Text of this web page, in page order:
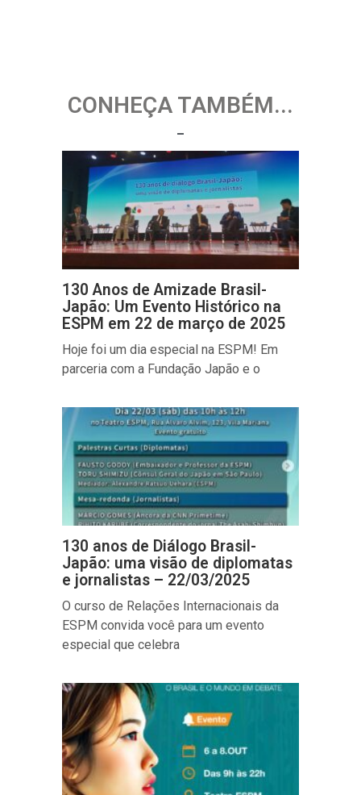
CONHEÇA TAMBÉM...
130 Anos de Amizade Brasil-
Japão: Um Evento Histórico na
ESPM em 22 de março de 2025
Hoje foi um dia especial na ESPM! Em
parceria com a Fundação Japão e o
130 anos de Diálogo Brasil-
Japão: uma visão de diplomatas
e jornalistas – 22/03/2025
O curso de Relações Internacionais da
ESPM convida você para um evento
especial que celebra